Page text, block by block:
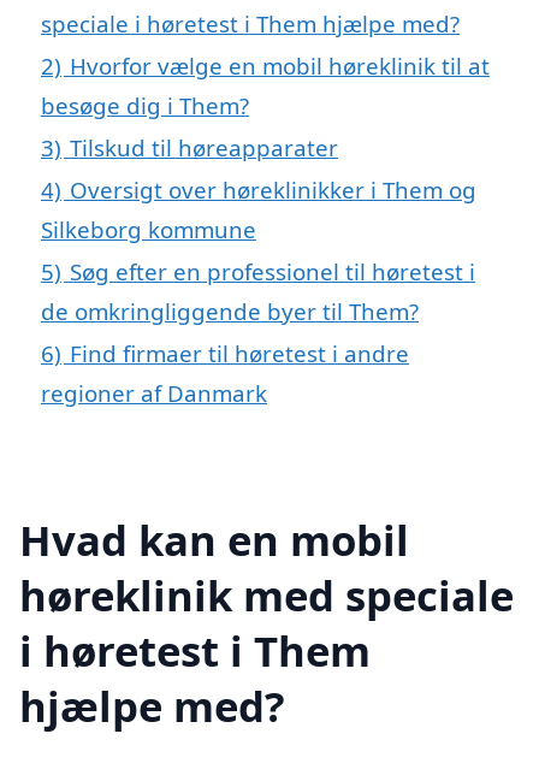
speciale i høretest i Them hjælpe med?
2) Hvorfor vælge en mobil høreklinik til at
besøge dig i Them?
3) Tilskud til høreapparater
4) Oversigt over høreklinikker i Them og
Silkeborg kommune
5) Søg efter en professionel til høretest i
de omkringliggende byer til Them?
6) Find firmaer til høretest i andre
regioner af Danmark
Hvad kan en mobil
høreklinik med speciale
i høretest i Them
hjælpe med?